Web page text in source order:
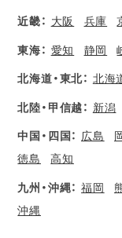
近畿： 大阪 兵庫
東海： 愛知 静岡
北海道・東北： 北海
北陸・甲信越： 新潟
中国・四国： 広島
徳島
高知
九州・沖縄： 福岡
沖縄